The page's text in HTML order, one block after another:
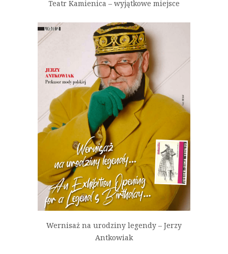
Teatr Kamienica – wyjątkowe miejsce
Wernisaż na urodziny legendy – Jerzy
Antkowiak